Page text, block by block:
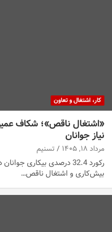
کار، اشتغال و تعاون
«اشتغال ناقص»؛ شکاف
نیاز جوانان
مرداد ۱۸, ۱۴۰۵ تسنیم
بیش‌کاری و اشتغال ناقص…